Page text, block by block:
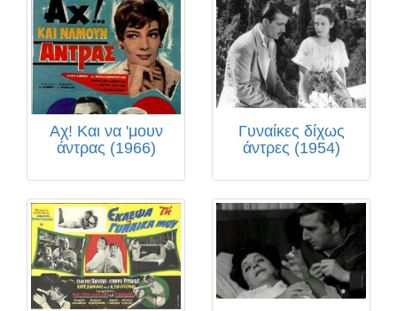
Αχ! Και να 'μουν
άντρας (1966)
Γυναίκες δίχως
άντρες (1954)